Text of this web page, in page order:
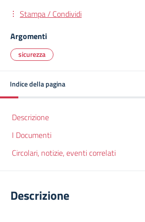
Stampa / Condividi
Argomenti
sicurezza
Indice della pagina
Descrizione
I Documenti
Circolari, notizie, eventi correlati
Descrizione